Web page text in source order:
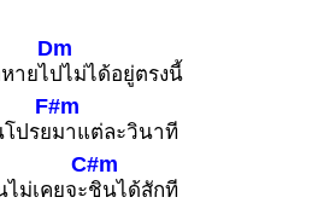
ายไ
Dm
ปไม่ได้อยู่ตรงนี้
ปรย
F#m
มาแต่ละวินาที
ม่เคยจะ
C#m
ชินได้สักที